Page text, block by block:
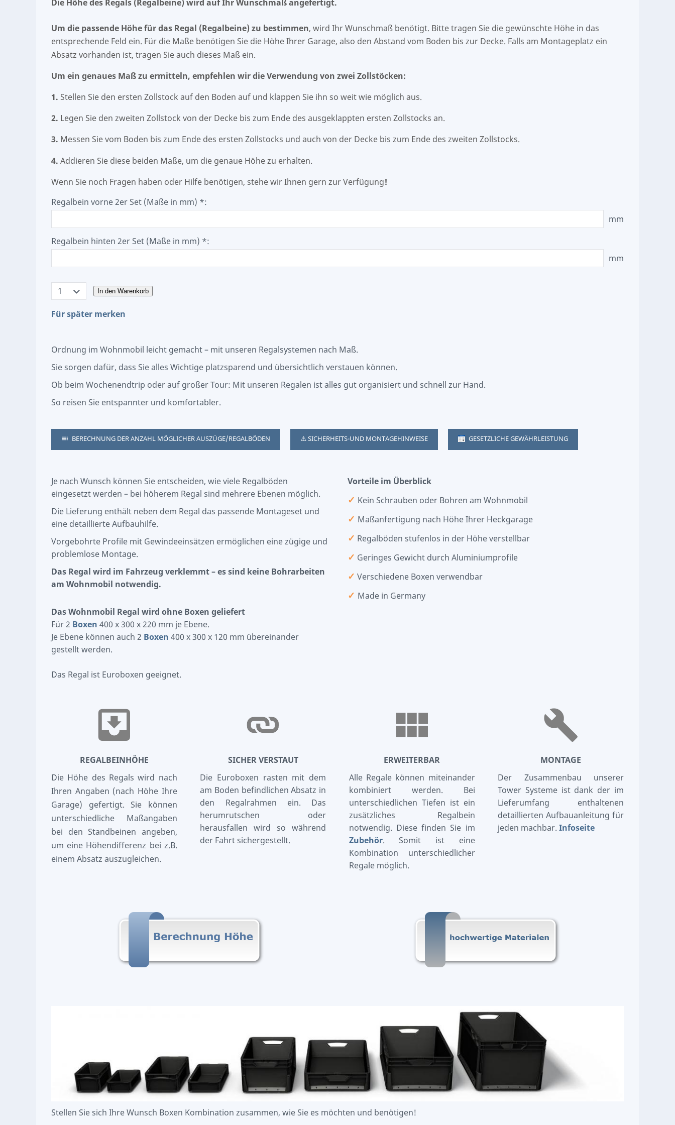
Die Höhe des Regals (Regalbeine) wird auf Ihr Wunschmaß angefertigt.
Um die passende Höhe für das Regal (Regalbeine) zu bestimmen, wird Ihr Wunschmaß benötigt. Bitte tragen Sie die gewünschte Höhe in das
entsprechende Feld ein. Für die Maße benötigen Sie die Höhe Ihrer Garage, also den Abstand vom Boden bis zur Decke. Falls am Montageplatz ein
Absatz vorhanden ist, tragen Sie auch dieses Maß ein.
Um ein genaues Maß zu ermitteln, empfehlen wir die Verwendung von zwei Zollstöcken:
1. Stellen Sie den ersten Zollstock auf den Boden auf und klappen Sie ihn so weit wie möglich aus.
2. Legen Sie den zweiten Zollstock von der Decke bis zum Ende des ausgeklappten ersten Zollstocks an.
3. Messen Sie vom Boden bis zum Ende des ersten Zollstocks und auch von der Decke bis zum Ende des zweiten Zollstocks.
4. Addieren Sie diese beiden Maße, um die genaue Höhe zu erhalten.
Wenn Sie noch Fragen haben oder Hilfe benötigen, stehe wir Ihnen gern zur Verfügung!
Regalbein vorne 2er Set (Maße in mm) *:
mm
Regalbein hinten 2er Set (Maße in mm) *:
mm
In den Warenkorb
Für später merken
Ordnung im Wohnmobil leicht gemacht – mit unseren Regalsystemen nach Maß.
Sie sorgen dafür, dass Sie alles Wichtige platzsparend und übersichtlich verstauen können.
Ob beim Wochenendtrip oder auf großer Tour: Mit unseren Regalen ist alles gut organisiert und schnell zur Hand.
So reisen Sie entspannter und komfortabler.
BERECHNUNG DER ANZAHL MÖGLICHER AUSZÜGE/REGALBÖDEN ⚠️ SICHERHEITS-UND MONTAGEHINWEISE GESETZLICHE GEWÄHRLEISTUNG
Je nach Wunsch können Sie entscheiden, wie viele Regalböden
eingesetzt werden – bei höherem Regal sind mehrere Ebenen möglich.
Die Lieferung enthält neben dem Regal das passende Montageset und
eine detaillierte Aufbauhilfe.
Vorgebohrte Profile mit Gewindeeinsätzen ermöglichen eine zügige und
problemlose Montage.
Das Regal wird im Fahrzeug verklemmt – es sind keine Bohrarbeiten
am Wohnmobil notwendig.
Das Wohnmobil Regal wird ohne Boxen geliefert
Für 2 Boxen 400 x 300 x 220 mm je Ebene.
Je Ebene können auch 2 Boxen 400 x 300 x 120 mm übereinander
gestellt werden.
Das Regal ist Euroboxen geeignet.
Vorteile im Überblick
✓ Kein Schrauben oder Bohren am Wohnmobil
✓ Maßanfertigung nach Höhe Ihrer Heckgarage
✓ Regalböden stufenlos in der Höhe verstellbar
✓ Geringes Gewicht durch Aluminiumprofile
✓ Verschiedene Boxen verwendbar
✓ Made in Germany
REGALBEINHÖHE
Die Höhe des Regals wird nach
Ihren Angaben (nach Höhe Ihre
Garage) gefertigt. Sie können
unterschiedliche Maßangaben
bei den Standbeinen angeben,
um eine Höhendifferenz bei z.B.
einem Absatz auszugleichen.
SICHER VERSTAUT
Die Euroboxen rasten mit dem
am Boden befindlichen Absatz in
den Regalrahmen ein. Das
herumrutschen oder
herausfallen wird so während
der Fahrt sichergestellt.
ERWEITERBAR
Alle Regale können miteinander
kombiniert werden. Bei
unterschiedlichen Tiefen ist ein
zusätzliches Regalbein
notwendig. Diese finden Sie im
Zubehör. Somit ist eine
Kombination unterschiedlicher
Regale möglich.
MONTAGE
Der Zusammenbau unserer
Tower Systeme ist dank der im
Lieferumfang enthaltenen
detaillierten Aufbauanleitung für
jeden machbar.Infoseite
Stellen Sie sich Ihre Wunsch Boxen Kombination zusammen, wie Sie es möchten und benötigen!